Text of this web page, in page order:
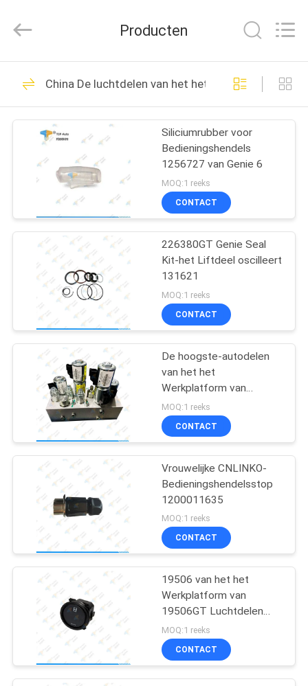
HUIS
PRODUCTEN
VIDEO'S
ONGEVEER
ONS
FABRIEKSREIS
KWALITEITSCONTROLE
CONTACTEER
ONS
VERZOEK
OM
CITAAT
SITEMAP
PRIVACY
POLICY
Reserved.
Luchtliftcontroles
51
De Controledoos
van de schaarlift
77
Het
Controlemechanisme
van de
asbedieningshendel
Gelijkstroom-
20
Producten
China De luchtdelen van het het Werkplatform
Siliciumrubber voor
Bedieningshendels
1256727 van Genie 6
MOQ:1 reeks
CONTACT
226380GT Genie Seal
Kit-het Liftdeel oscilleert
131621
MOQ:1 reeks
CONTACT
De hoogste-autodelen
van het het
Werkplatform van
Liftkleppen Lucht
MOQ:1 reeks
CONTACT
Vrouwelijke CNLINKO-
Bedieningshendelsstop
1200011635
MOQ:1 reeks
CONTACT
19506 van het het
Werkplatform van
19506GT Luchtdelen
Genie Hour Meter
MOQ:1 reeks
CONTACT